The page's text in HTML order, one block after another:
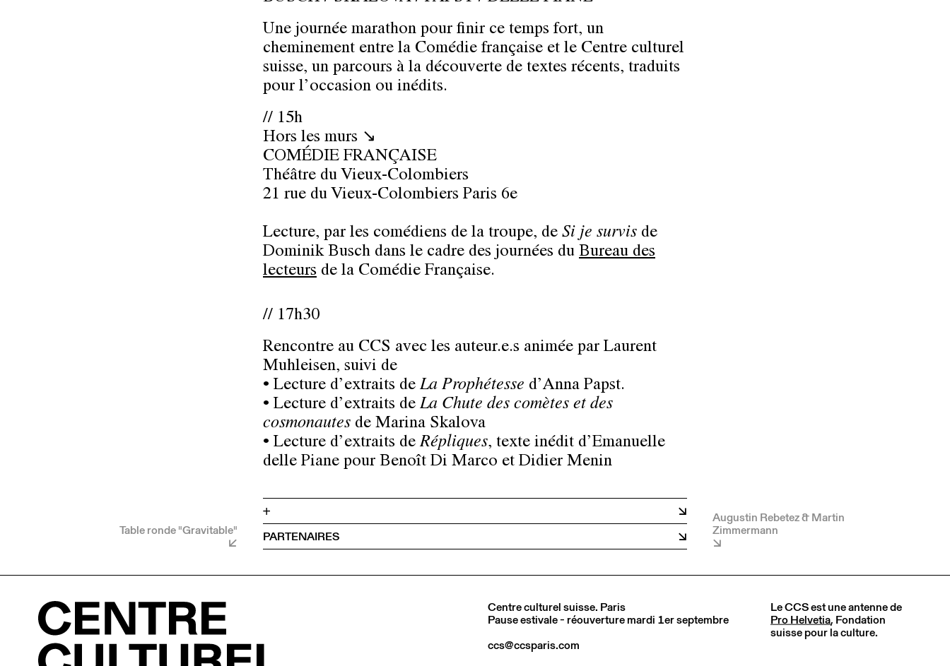
Table ronde "Gravitable"
Une journée marathon pour finir ce temps fort, un
cheminement entre la Comédie française et le Centre culturel
suisse, un parcours à la découverte de textes récents, traduits
pour l’occasion ou inédits.
// 15h
Hors les murs ↘
COMÉDIE FRANÇAISE
Théâtre du Vieux-Colombiers
21 rue du Vieux-Colombiers Paris 6e
Lecture, par les comédiens de la troupe, de Si je survis de
Dominik Busch dans le cadre des journées du Bureau des
lecteurs de la Comédie Française.
// 17h30
Rencontre au CCS avec les auteur.e.s animée par Laurent
Muhleisen, suivi de
• Lecture d’extraits de La Prophétesse d’Anna Papst.
• Lecture d’extraits de La Chute des comètes et des
cosmonautes de Marina Skalova
• Lecture d’extraits deRépliques, texte inédit d’Emanuelle
delle Piane pour Benoît Di Marco et Didier Menin
+
PARTENAIRES
Augustin Rebetez & Martin
Zimmermann
Centre culturel suisse. Paris
Pause estivale - réouverture mardi 1er septembre
ccs@ccsparis.com
Le CCS est une antenne de
Pro Helvetia, Fondation
suisse pour la culture.